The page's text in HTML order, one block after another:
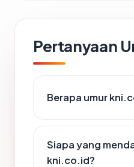
Pertanyaan
Berapa umur
Siapa yang
kni.co.id?